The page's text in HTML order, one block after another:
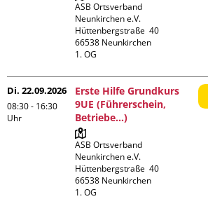
ASB Ortsverband
Neunkirchen e.V.
Hüttenbergstraße  40
66538 Neunkirchen
1. OG
Di. 22.09.2026
08:30 - 16:30
Uhr
Erste Hilfe Grundkurs
9UE (Führerschein,
Betriebe...)
ASB Ortsverband
Neunkirchen e.V.
Hüttenbergstraße  40
66538 Neunkirchen
1. OG